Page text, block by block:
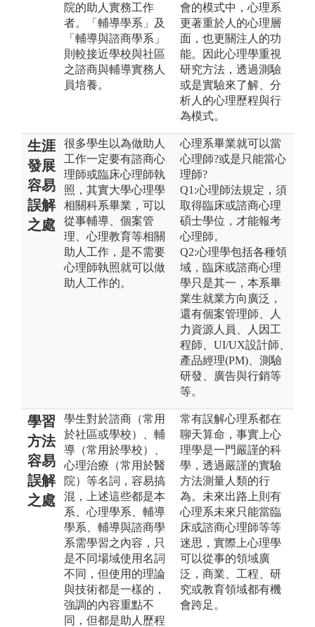
院的助人實務工作
者。「輔導學系」及
「輔導與諮商學系」
則較接近學校與社區
之諮商與輔導實務人
員培養。
會的模式中，心理系
更著重於人的心理層
面，也更關注人的功
能。因此心理學重視
研究方法，透過測驗
或是實驗來了解、分
析人的心理歷程與行
為模式。
生涯
發展
容易
誤解
之處
很多學生以為做助人
工作一定要有諮商心
理師或臨床心理師執
照，其實大學心理學
相關科系畢業，可以
從事輔導、個案管
理、心理教育等相關
助人工作，是不需要
心理師執照就可以做
助人工作的。
心理系畢業就可以當
心理師?或是只能當心
理師?
Q1:心理師法規定，須
取得臨床或諮商心理
碩士學位，才能報考
心理師。
Q2:心理學包括各種領
域，臨床或諮商心理
學只是其一，本系畢
業生就業方向廣泛，
還有個案管理師、人
力資源人員、人因工
程師、UI/UX設計師、
產品經理(PM)、測驗
研發、廣告與行銷等
等。
學習
方法
容易
誤解
之處
學生對於諮商（常用
於社區或學校）、輔
導（常用於學校）、
心理治療（常用於醫
院）等名詞，容易搞
混，上述這些都是本
系、心理學系、輔導
學系、輔導與諮商學
系需學習之內容，只
是不同場域使用名詞
不同，但使用的理論
與技術都是一樣的，
強調的內容重點不
同，但都是助人歷程
常有誤解心理系都在
聊天算命，事實上心
理學是一門嚴謹的科
學，透過嚴謹的實驗
方法測量人類的行
為。未來出路上則有
心理系未來只能當臨
床或諮商心理師等等
迷思，實際上心理學
可以從事的領域廣
泛，商業、工程、研
究或教育領域都有機
會跨足。